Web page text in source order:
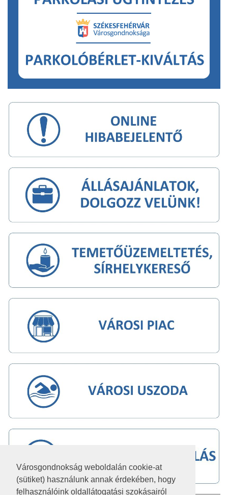
Városgondnokság weboldalán cookie-at
(sütiket) használunk annak érdekében, hogy
felhasználóink oldallátogatási szokásairól